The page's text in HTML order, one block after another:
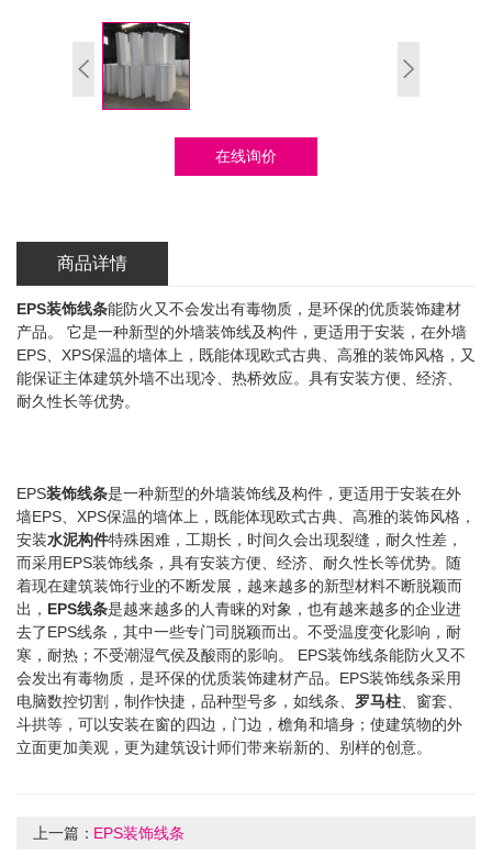
在线询价
商品详情
EPS装饰线条能防火又不会发出有毒物质，是环保的优质装饰建材
产品。 它是一种新型的外墙装饰线及构件，更适用于安装，在外墙
EPS、XPS保温的墙体上，既能体现欧式古典、高雅的装饰风格，又
能保证主体建筑外墙不出现冷、热桥效应。具有安装方便、经济、
耐久性长等优势。
EPS装饰线条是一种新型的外墙装饰线及构件，更适用于安装在外
墙EPS、XPS保温的墙体上，既能体现欧式古典、高雅的装饰风格，
安装水泥构件特殊困难，工期长，时间久会出现裂缝，耐久性差，
而采用EPS装饰线条，具有安装方便、经济、耐久性长等优势。随
着现在建筑装饰行业的不断发展，越来越多的新型材料不断脱颖而
出， EPS线条是越来越多的人青睐的对象，也有越来越多的企业进
去了EPS线条，其中一些专门司脱颖而出。不受温度变化影响，耐
寒，耐热；不受潮湿气侯及酸雨的影响。 EPS装饰线条能防火又不
会发出有毒物质，是环保的优质装饰建材产品。EPS装饰线条采用
电脑数控切割，制作快捷，品种型号多，如线条、 罗马柱 、窗套、
斗拱等，可以安装在窗的四边，门边，檐角和墙身；使建筑物的外
立面更加美观，更为建筑设计师们带来崭新的、别样的创意。
上一篇： EPS装饰线条